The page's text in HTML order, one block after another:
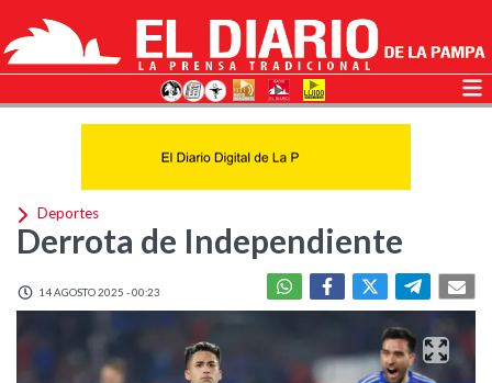
Deportes
Derrota de Independiente
14 AGOSTO 2025 - 00:23